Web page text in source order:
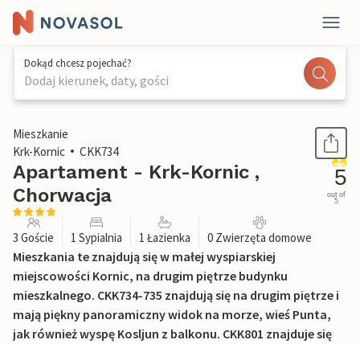
Dokąd chcesz pojechać?
Dodaj kierunek, daty, gości
1 / 20
Mieszkanie
Krk-Kornic
CKK734
Apartament - Krk-Kornic ,
Chorwacja
5
out of
5
3 Goście 1 Sypialnia 1 Łazienka 0 Zwierzęta domowe
Mieszkania te znajdują się w małej wyspiarskiej
miejscowości Kornic, na drugim piętrze budynku
mieszkalnego. CKK734-735 znajdują się na drugim piętrze i
mają piękny panoramiczny widok na morze, wieś Punta,
jak również wyspę Kosljun z balkonu. CKK801 znajduje się